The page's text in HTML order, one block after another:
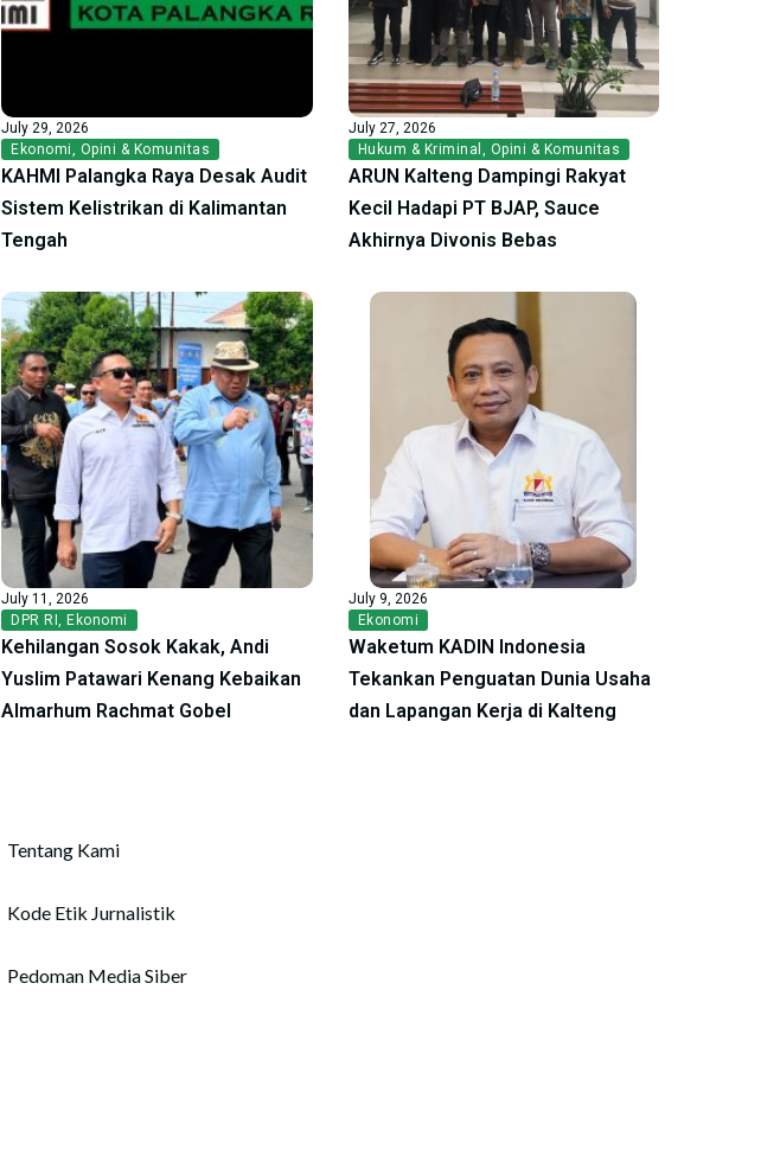
July 29, 2026
Ekonomi
Opini & Komunitas
KAHMI Palangka Raya Desak Audit
Sistem Kelistrikan di Kalimantan
Tengah
July 27, 2026
Hukum & Kriminal
Opini & Komunitas
ARUN Kalteng Dampingi Rakyat
Kecil Hadapi PT BJAP, Sauce
Akhirnya Divonis Bebas
July 11, 2026
DPR RI Ekonomi
Kehilangan Sosok Kakak, Andi
Yuslim Patawari Kenang Kebaikan
Almarhum Rachmat Gobel
July 9, 2026
Ekonomi
Waketum KADIN Indonesia
Tekankan Penguatan Dunia Usaha
dan Lapangan Kerja di Kalteng
Tentang Kami
Kode Etik Jurnalistik
Pedoman Media Siber